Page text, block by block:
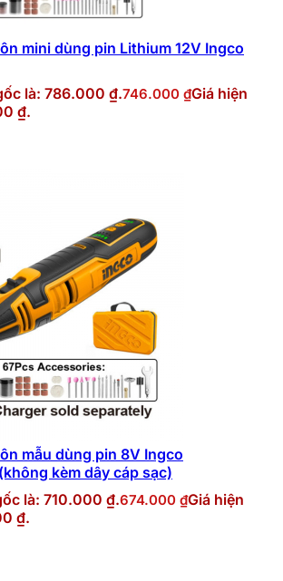
mini dùng pin Lithium 12V Ingco
là: 786.000 ₫.746.000 ₫Giá hiện
₫.
mẫu dùng pin 8V Ingco
kèm dây cáp sạc)
là: 710.000 ₫.674.000 ₫Giá hiện
₫.